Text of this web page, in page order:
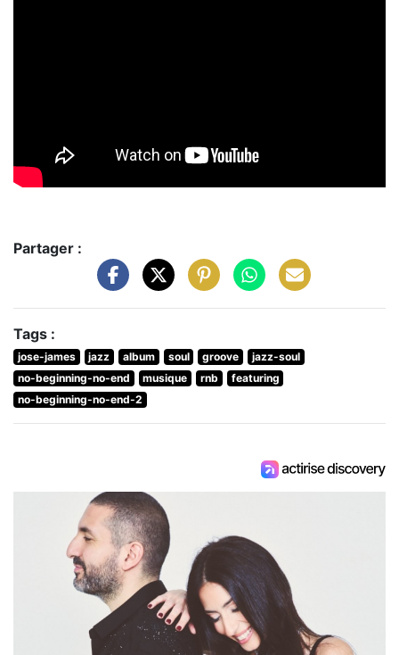
Partager :
Tags :
jose-james jazz album soul groove
jazz-soul
no-beginning-no-end
musique rnb
featuring
no-beginning-no-end-2